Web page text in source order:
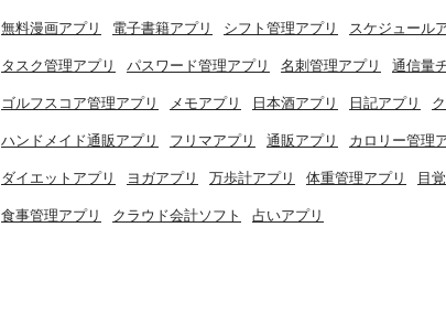
無料漫画アプリ 電子書籍アプリ シフト管理アプリ スケジュール
タスク管理アプリ パスワード管理アプリ 名刺管理アプリ 通信量
ゴルフスコア管理アプリ メモアプリ 日本酒アプリ 日記アプリ
ハンドメイド通販アプリ フリマアプリ 通販アプリ カロリー管理
ダイエットアプリ ヨガアプリ 万歩計アプリ 体重管理アプリ 目
食事管理アプリ クラウド会計ソフト 占いアプリ